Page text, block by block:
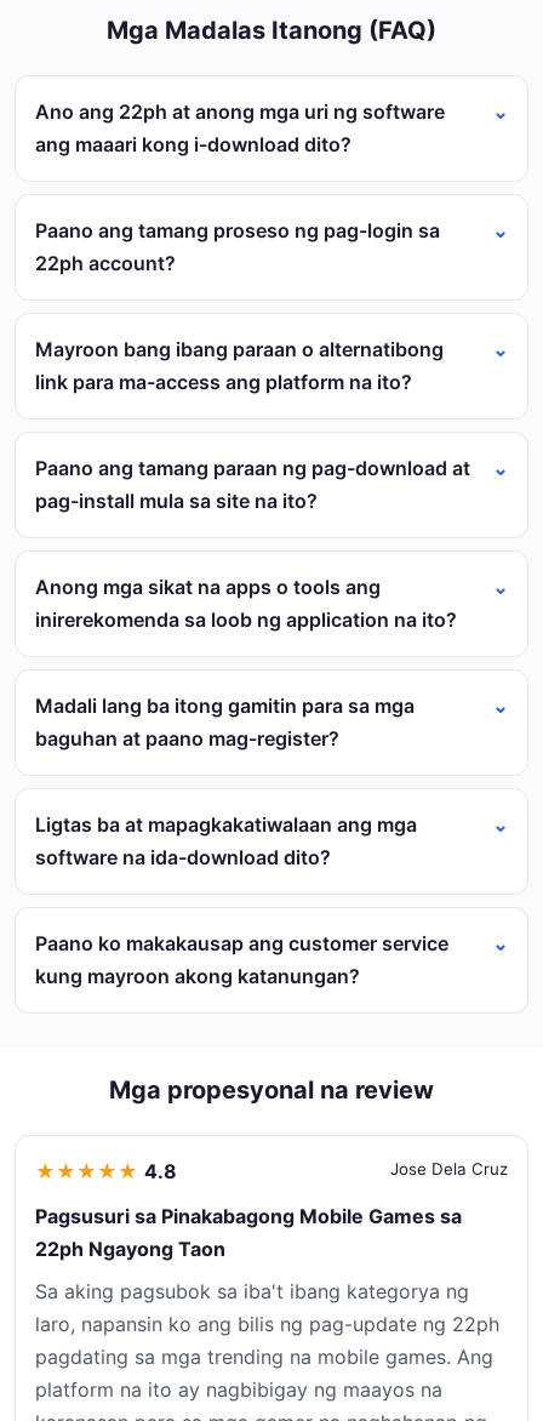
Mga Madalas Itanong (FAQ)
Ano ang 22ph at anong mga uri ng software
ang maaari kong i-download dito?
Paano ang tamang proseso ng pag-login sa
22ph account?
Mayroon bang ibang paraan o alternatibong
link para ma-access ang platform na ito?
Paano ang tamang paraan ng pag-download at
pag-install mula sa site na ito?
Anong mga sikat na apps o tools ang
inirerekomenda sa loob ng application na ito?
Madali lang ba itong gamitin para sa mga
baguhan at paano mag-register?
Ligtas ba at mapagkakatiwalaan ang mga
software na ida-download dito?
Paano ko makakausap ang customer service
kung mayroon akong katanungan?
Mga propesyonal na review
★ ★ ★ ★ ★ 4.8 Jose Dela Cruz
Pagsusuri sa Pinakabagong Mobile Games sa
22ph Ngayong Taon
Sa aking pagsubok sa iba't ibang kategorya ng
laro, napansin ko ang bilis ng pag-update ng 22ph
pagdating sa mga trending na mobile games. Ang
platform na ito ay nagbibigay ng maayos na